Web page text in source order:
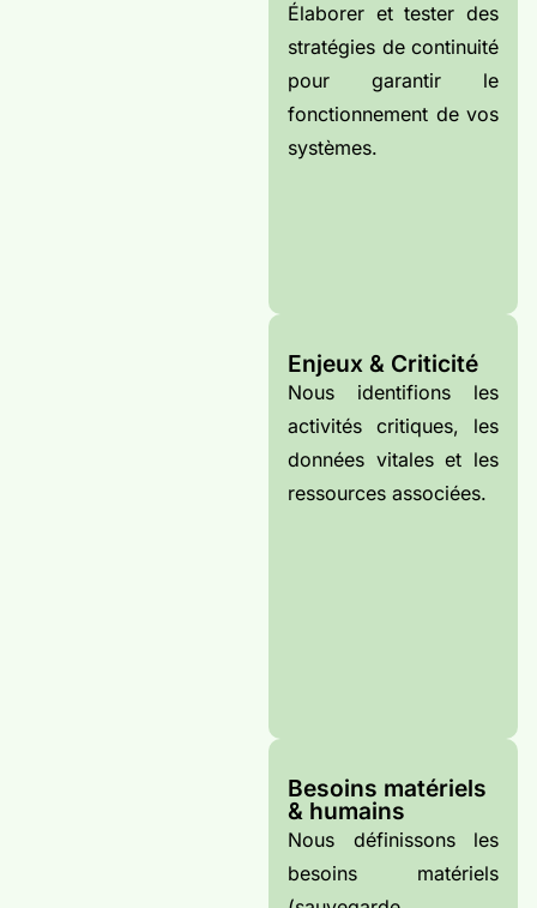
Élaborer et tester des
stratégies de continuité
pour garantir le
fonctionnement de vos
systèmes.
Enjeux & Criticité
Nous identifions les
activités critiques, les
données vitales et les
ressources associées.
Besoins matériels
& humains
Nous définissons les
besoins matériels